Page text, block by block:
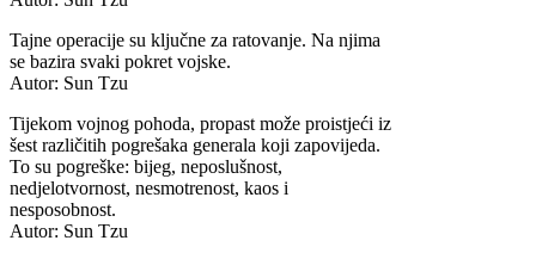
Tajne operacije su ključne za ratovanje. Na njima
se bazira svaki pokret vojske.
Autor: Sun Tzu
Tijekom vojnog pohoda, propast može proistjeći iz
šest različitih pogrešaka generala koji zapovijeda.
To su pogreške: bijeg, neposlušnost,
nedjelotvornost, nesmotrenost, kaos i
nesposobnost.
Autor: Sun Tzu